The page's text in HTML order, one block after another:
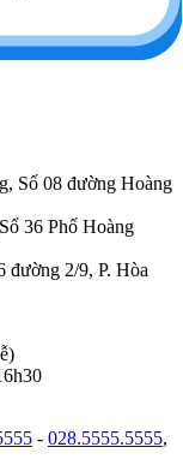
Số 08 đường Hoàng
36 Phố Hoàng
đường 2/9, P. Hòa
- 028.5555.5555,